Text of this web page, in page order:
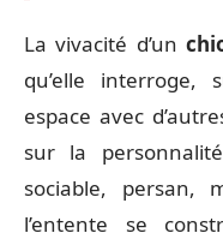
La vivacité d’un
qu’elle interroge,
espace avec
sur la
sociable, persan,
l’entente se